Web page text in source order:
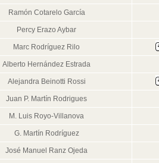
Ramón Cotarelo García
Percy Erazo Aybar
Marc Rodríguez Rilo
Alberto Hernández Estrada
Alejandra Beinotti Rossi
Juan P. Martín Rodrigues
M. Luis Royo-Villanova
G. Martín Rodríguez
José Manuel Ranz Ojeda